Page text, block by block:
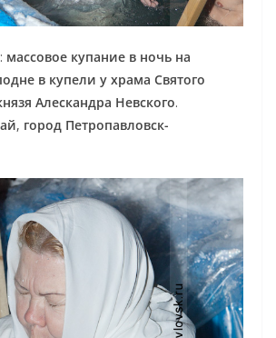
массовое купание в ночь на
в купели у храма Святого
Алескандра Невского.
, город Петропавловск-